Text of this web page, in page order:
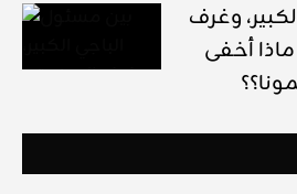
وغرف
أخفى